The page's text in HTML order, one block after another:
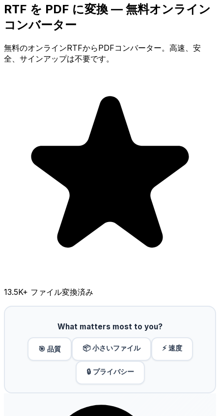
RTF を PDF に変換 — 無料オンライン
コンバーター
無料のオンラインRTFからPDFコンバーター。高速、安
全、サインアップは不要です。
13.5K+ ファイル変換済み
What matters most to you?
🎯 品質 📦 小さいファイル ⚡ 速度
🔒 プライバシー